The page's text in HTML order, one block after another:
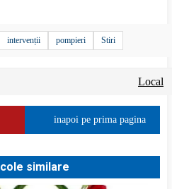
intervenții pompieri Stiri
Local
inapoi pe prima pagina
similare